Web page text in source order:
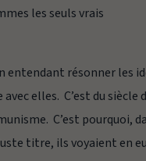
les seuls vrais
entendant résonner les
elles. C’est du siècle
C’est pourquoi,
titre, ils voyaient en